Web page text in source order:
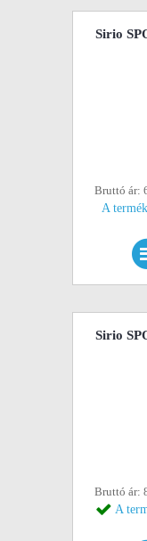
Sirio
Bruttó ár:
A
Sirio
Bruttó ár:
A